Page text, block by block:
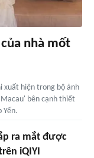
nhà mốt
xuất hiện trong bộ ảnh
bên cạnh thiết
Yến.
ra mắt được
iQIYI